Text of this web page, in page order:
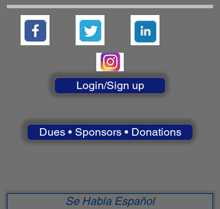
Login/Sign up
Dues • Sponsors • Donations
Se Habla Español